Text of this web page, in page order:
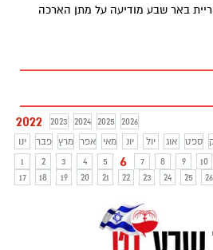
באר שבע מודיעה על מתן הארכה
2022 2023 2024 2025
2026
ינו
פבר מרץ אפר מאי יונ יול אוג ספט
1 2 3 4 5 6 7 8 9 10
17
18 19 20 21 22 23 24 25 26